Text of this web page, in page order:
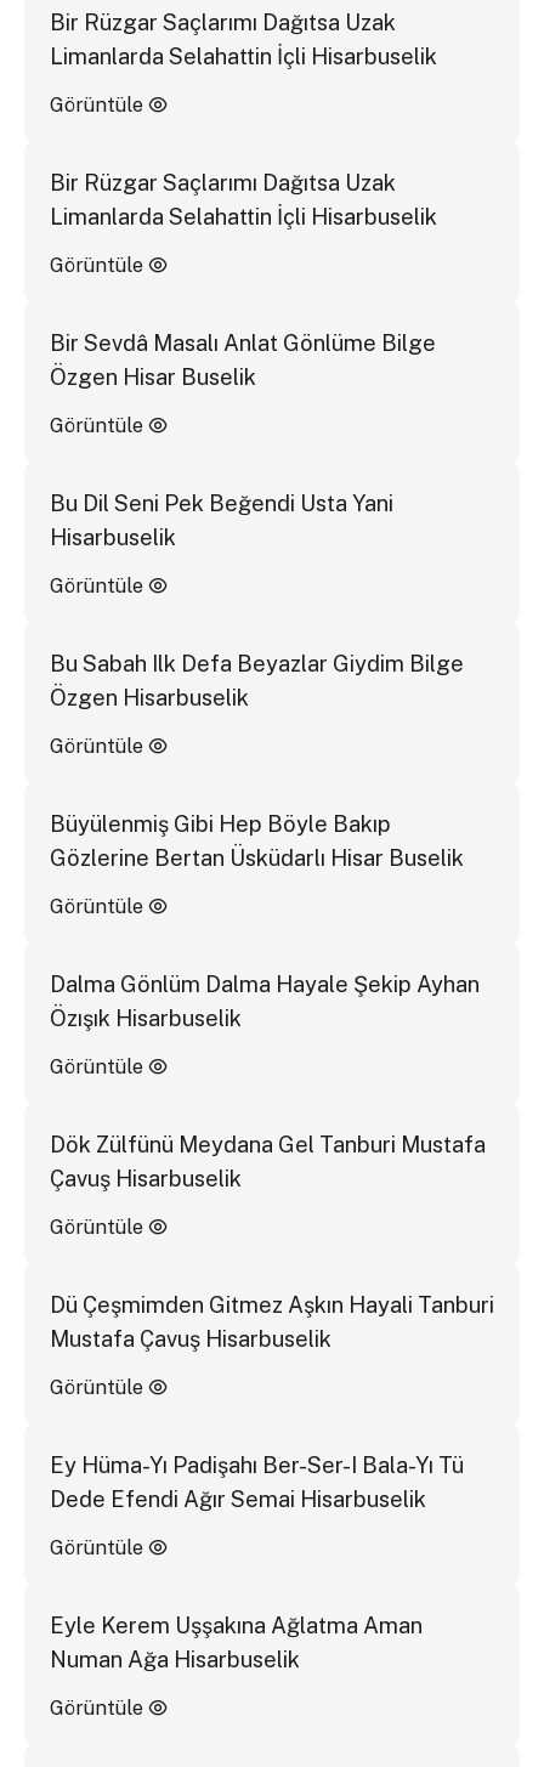
Bir Rüzgar Saçlarımı Dağıtsa Uzak
Limanlarda Selahattin İçli Hisarbuselik
Görüntüle
Bir Rüzgar Saçlarımı Dağıtsa Uzak
Limanlarda Selahattin İçli Hisarbuselik
Görüntüle
Bir Sevdâ Masalı Anlat Gönlüme Bilge
Özgen Hisar Buselik
Görüntüle
Bu Dil Seni Pek Beğendi Usta Yani
Hisarbuselik
Görüntüle
Bu Sabah Ilk Defa Beyazlar Giydim Bilge
Özgen Hisarbuselik
Görüntüle
Büyülenmiş Gibi Hep Böyle Bakıp
Gözlerine Bertan Üsküdarlı Hisar Buselik
Görüntüle
Dalma Gönlüm Dalma Hayale Şekip Ayhan
Özışık Hisarbuselik
Görüntüle
Dök Zülfünü Meydana Gel Tanburi Mustafa
Çavuş Hisarbuselik
Görüntüle
Dü Çeşmimden Gitmez Aşkın Hayali Tanburi
Mustafa Çavuş Hisarbuselik
Görüntüle
Ey Hüma-Yı Padişahı Ber-Ser-I Bala-Yı Tü
Dede Efendi Ağır Semai Hisarbuselik
Görüntüle
Eyle Kerem Uşşakına Ağlatma Aman
Numan Ağa Hisarbuselik
Görüntüle